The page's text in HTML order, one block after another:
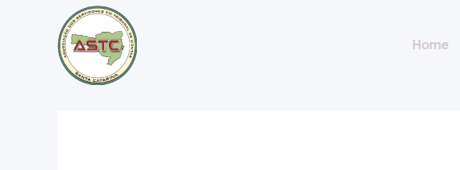
Home